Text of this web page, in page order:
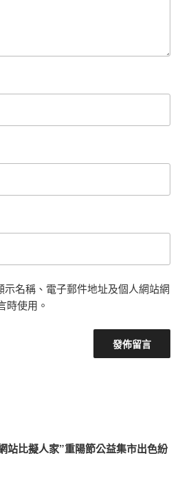
示名稱、電子郵件地址及個人網站網
時使用。
站比擬人家”重陽節公益集市出色紛